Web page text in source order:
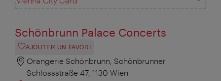
Schönbrunn Palace Concerts
AJOUTER UN FAVORI
Orangerie Schönbrunn, Schönbrunner
Schlossstraße 47, 1130 Wien